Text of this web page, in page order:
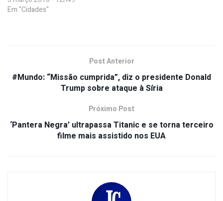
Em "Cidades"
Post Anterior
#Mundo: “Missão cumprida”, diz o presidente Donald
Trump sobre ataque à Síria
Próximo Post
‘Pantera Negra’ ultrapassa Titanic e se torna terceiro
filme mais assistido nos EUA